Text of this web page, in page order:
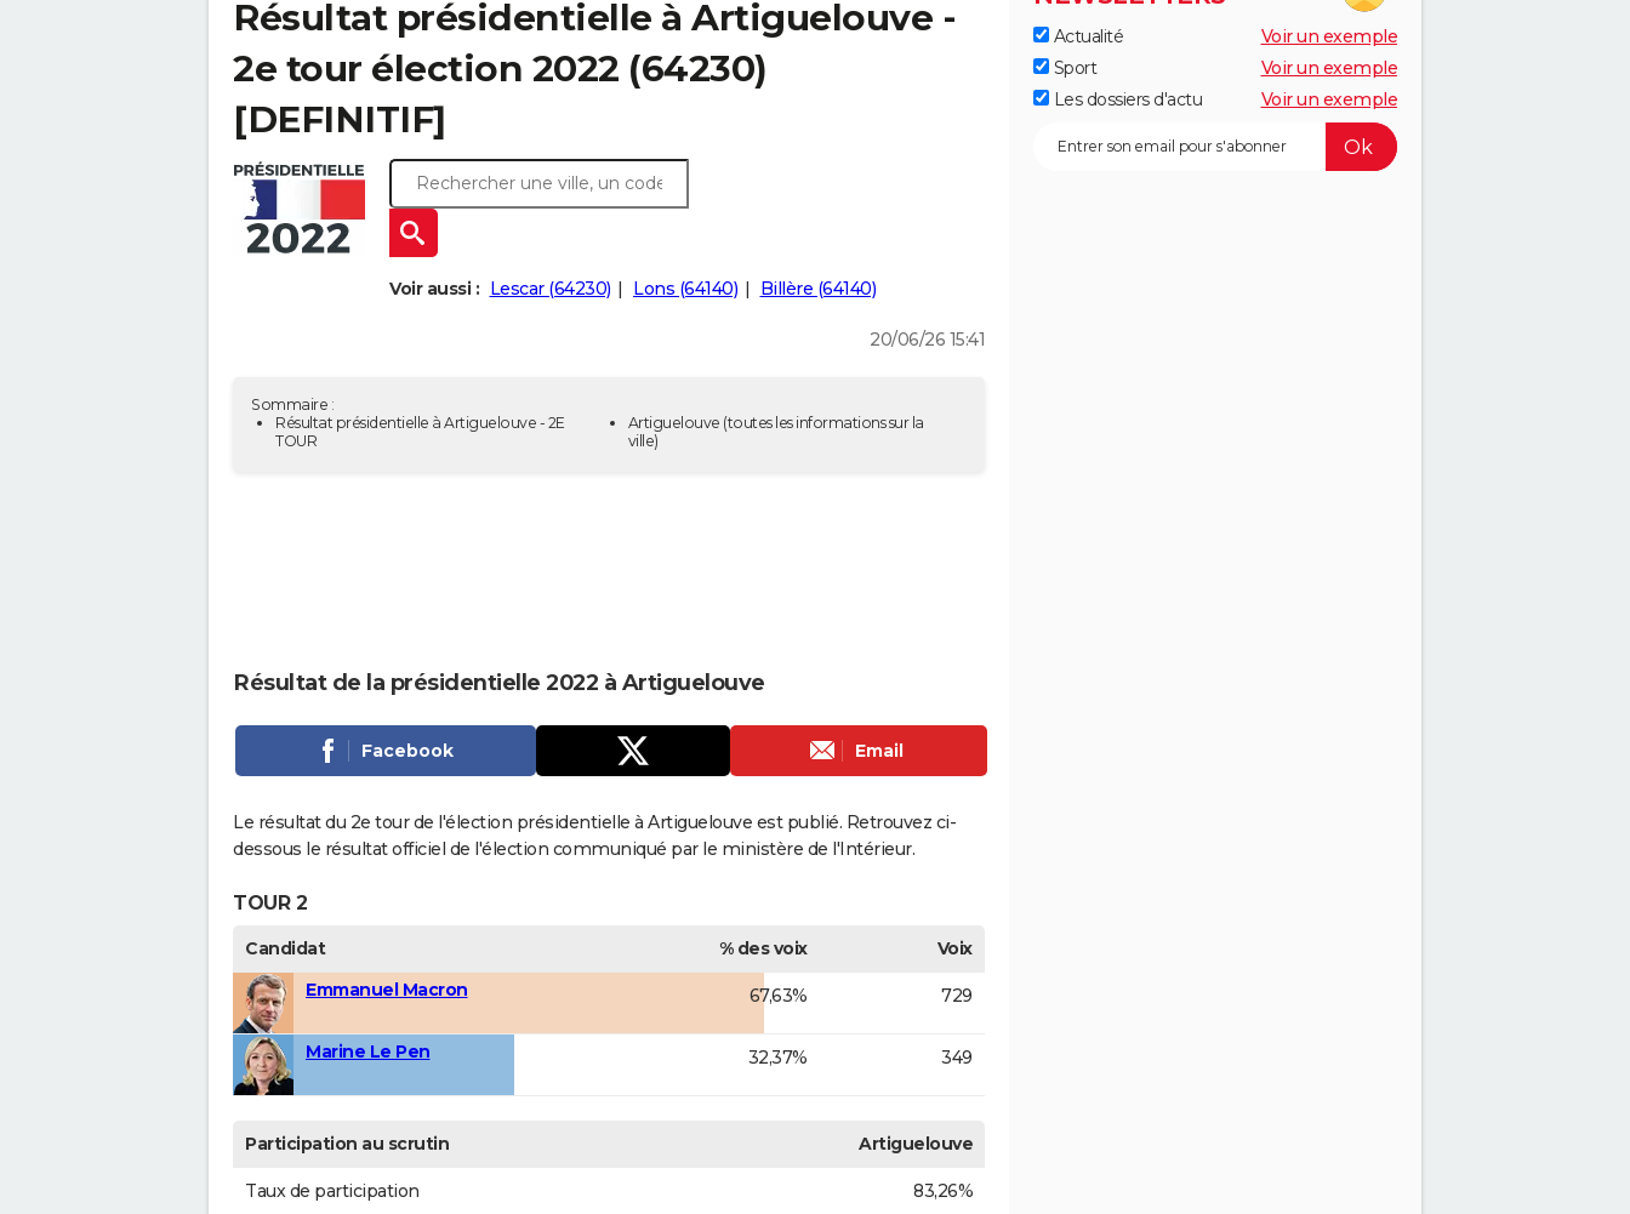
Résultat présidentielle à Artiguelouve -
2e tour élection 2022 (64230)
[DEFINITIF]
Voir aussi : Lescar (64230) Lons (64140) Billère (64140)
20/06/26 15:41
Sommaire :
Résultat présidentielle à Artiguelouve - 2E
TOUR
Artiguelouve (toutes les informations sur la
ville)
Résultat de la présidentielle 2022 à Artiguelouve
Facebook Email
Le résultat du 2e tour de l'élection présidentielle à Artiguelouve est publié. Retrouvez ci-
dessous le résultat officiel de l'élection communiqué par le ministère de l'Intérieur.
TOUR 2
Candidat % des voix
Voix
Emmanuel Macron
67,63% 729
Marine Le Pen 32,37% 349
Participation au scrutin Artiguelouve
Taux de participation 83,26%
Actualité
Voir un exemple
Sport
Voir un exemple
Les dossiers d'actu
Voir un exemple